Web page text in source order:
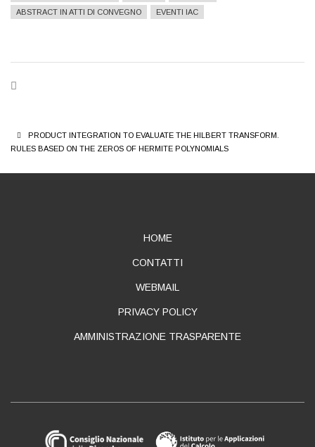
ABSTRACT IN ATTI DI CONVEGNO
EVENTI IAC
BREADCRUMB
PRODUCT INTEGRATION TO EVALUATE THE HILBERT TRANSFORM.
RULES BASED ON THE ZEROS OF HERMITE POLYNOMIALS
HOME
CONTATTI
WEBMAIL
PRIVACY POLICY
AMMINISTRAZIONE TRASPARENTE